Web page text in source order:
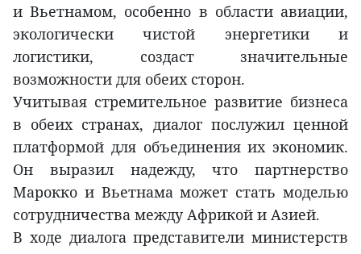
и Вьетнамом, особенно в области авиации,
экологически чистой энергетики и
логистики, создаст значительные
возможности для обеих сторон.
Учитывая стремительное развитие бизнеса
в обеих странах, диалог послужил ценной
платформой для объединения их экономик.
Он выразил надежду, что партнерство
Марокко и Вьетнама может стать моделью
сотрудничества между Африкой и Азией.
В ходе диалога представители министерств